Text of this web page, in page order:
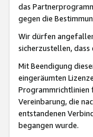
das
gegen die
Wir dürfen
sicherzustellen,
Mit Beendigung
eingeräumten
Programmrichtlinien
Vereinbarung, die
entstandenen
begangen wurde.